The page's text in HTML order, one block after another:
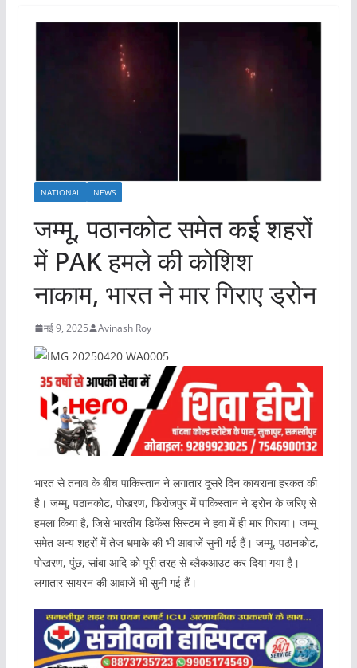
NATIONAL NEWS
जम्मू, पठानकोट समेत कई शहरों
में PAK हमले की कोशिश
नाकाम, भारत ने मार गिराए ड्रोन
मई 9, 2025 Avinash Roy
भारत से तनाव के बीच पाकिस्तान ने लगातार दूसरे दिन कायराना हरकत की
है। जम्मू, पठानकोट, पोखरण, फिरोजपुर में पाकिस्तान ने ड्रोन के जरिए से
हमला किया है, जिसे भारतीय डिफेंस सिस्टम ने हवा में ही मार गिराया। जम्मू
समेत अन्य शहरों में तेज धमाके की भी आवाजें सुनी गई हैं। जम्मू, पठानकोट,
पोखरण, पुंछ, सांबा आदि को पूरी तरह से ब्लैकआउट कर दिया गया है।
लगातार सायरन की आवाजें भी सुनी गई हैं।